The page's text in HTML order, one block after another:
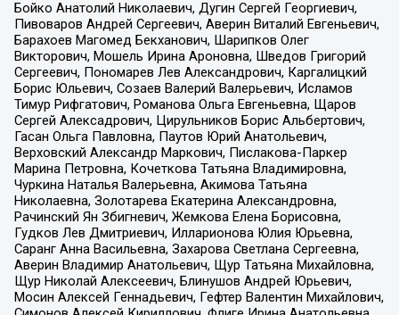
Бойко Анатолий Николаевич, Дугин Сергей Георгиевич,
Пивоваров Андрей Сергеевич, Аверин Виталий Евгеньевич,
Барахоев Магомед Бекханович, Шарипков Олег
Викторович, Мошель Ирина Ароновна, Шведов Григорий
Сергеевич, Пономарев Лев Александрович, Каргалицкий
Борис Юльевич, Созаев Валерий Валерьевич, Исламов
Тимур Рифгатович, Романова Ольга Евгеньевна, Щаров
Сергей Алексадрович, Цирульников Борис Альбертович,
Гасан Ольга Павловна, Паутов Юрий Анатольевич,
Верховский Александр Маркович, Пислакова-Паркер
Марина Петровна, Кочеткова Татьяна Владимировна,
Чуркина Наталья Валерьевна, Акимова Татьяна
Николаевна, Золотарева Екатерина Александровна,
Рачинский Ян Збигневич, Жемкова Елена Борисовна,
Гудков Лев Дмитриевич, Илларионова Юлия Юрьевна,
Саранг Анна Васильевна, Захарова Светлана Сергеевна,
Аверин Владимир Анатольевич, Щур Татьяна Михайловна,
Щур Николай Алексеевич, Блинушов Андрей Юрьевич,
Мосин Алексей Геннадьевич, Гефтер Валентин Михайлович,